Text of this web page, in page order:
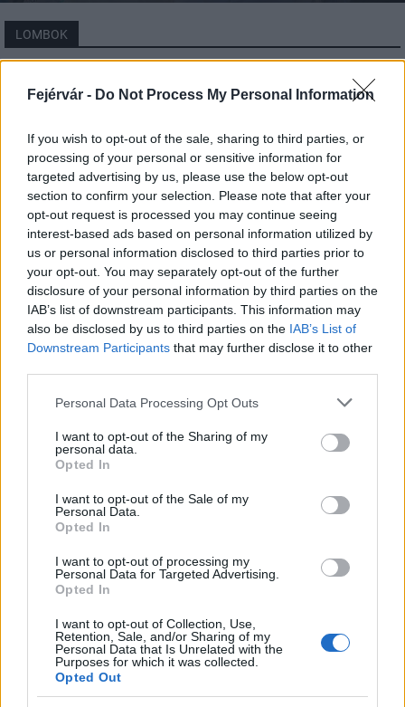
Fejérvár - Do Not Process My Personal Information
If you wish to opt-out of the sale, sharing to third parties, or
processing of your personal or sensitive information for
targeted advertising by us, please use the below opt-out
section to confirm your selection. Please note that after your
opt-out request is processed you may continue seeing
interest-based ads based on personal information utilized by
us or personal information disclosed to third parties prior to
your opt-out. You may separately opt-out of the further
disclosure of your personal information by third parties on the
IAB’s list of downstream participants. This information may
also be disclosed by us to third parties on the IAB’s List of
Downstream Participants that may further disclose it to other
Please note that this website/app uses one or more Google
not limited to your visit or usage behaviour. You may click to
grant or deny consent to Google and its third-party tags to
use your data for below specified purposes in below Google
consent section.
Personal Data Processing Opt Outs
I want to opt-out of the Sharing of my
personal data.
Opted In
I want to opt-out of the Sale of my
Personal Data.
Opted In
I want to opt-out of processing my
Personal Data for Targeted Advertising.
Opted In
I want to opt-out of Collection, Use,
Retention, Sale, and/or Sharing of my
Personal Data that Is Unrelated with the
Purposes for which it was collected.
Opted Out
LOMBOK
Név
E-mail cím
Feliratkozom a hírlevélre és elfogadom azadatvédelmi
szabályzatot!
FELIRATKOZÁS
másodfokúra csökken a riasztás
Helyi hírek
Bicske vízellátása